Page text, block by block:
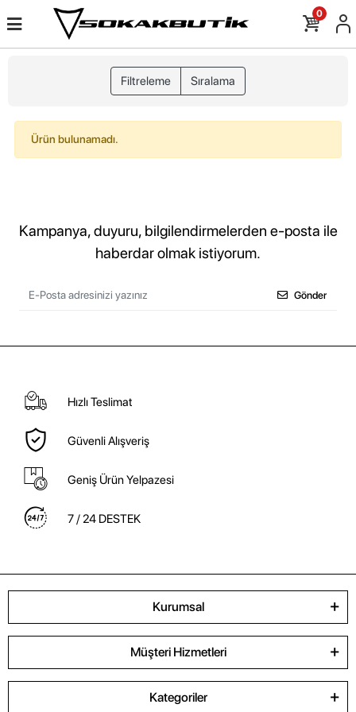
0
Filtreleme Sıralama
Ürün bulunamadı.
Kampanya, duyuru, bilgilendirmelerden e-posta ile
haberdar olmak istiyorum.
Gönder
Hızlı Teslimat
Güvenli Alışveriş
Geniş Ürün Yelpazesi
7 / 24 DESTEK
Kurumsal
Müşteri Hizmetleri
Kategoriler